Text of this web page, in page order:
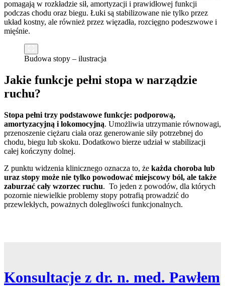
pomagają w rozkładzie sił, amortyzacji i prawidłowej funkcji
podczas chodu oraz biegu. Łuki są stabilizowane nie tylko przez
układ kostny, ale również przez więzadła, rozcięgno podeszwowe i
mięśnie.
Budowa stopy – ilustracja
Jakie funkcje pełni stopa w narządzie
ruchu?
Stopa pełni trzy podstawowe funkcje: podporową,
amortyzacyjną i lokomocyjną. Umożliwia utrzymanie równowagi,
przenoszenie ciężaru ciała oraz generowanie siły potrzebnej do
chodu, biegu lub skoku. Dodatkowo bierze udział w stabilizacji
całej kończyny dolnej.
Z punktu widzenia klinicznego oznacza to, że każda choroba lub
uraz stopy może nie tylko powodować miejscowy ból, ale także
zaburzać cały wzorzec ruchu. To jeden z powodów, dla których
pozornie niewielkie problemy stopy potrafią prowadzić do
przewlekłych, poważnych dolegliwości funkcjonalnych.
Konsultacje z dr. n. med. Pawłem